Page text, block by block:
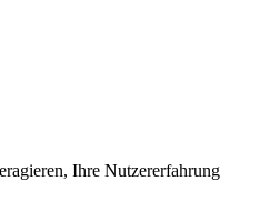
Ihre Nutzererfahrung